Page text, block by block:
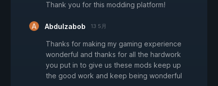
Thank you for this modding platform!
Abdulzabob 13 5月
Thanks for making my gaming experience
wonderful and thanks for all the hardwork
you put in to give us these mods keep up
the good work and keep being wonderful